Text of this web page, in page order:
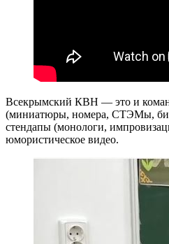
Всекрымский КВН — это и
(миниатюры, номера, СТЭМы,
стендапы (монологи,
юмористическое видео.